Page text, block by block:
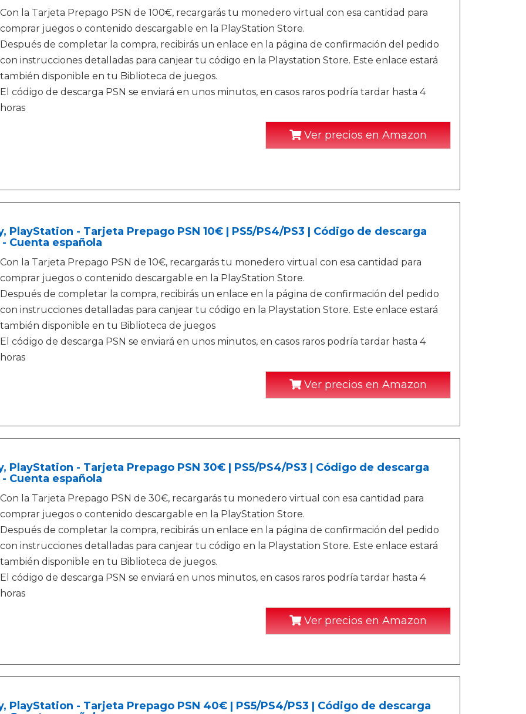
Con la Tarjeta Prepago PSN de 100€, recargarás tu monedero virtual con esa cantidad para
comprar juegos o contenido descargable en la PlayStation Store.
Después de completar la compra, recibirás un enlace en la página de confirmación del pedido
con instrucciones detalladas para canjear tu código en la Playstation Store. Este enlace estará
también disponible en tu Biblioteca de juegos.
El código de descarga PSN se enviará en unos minutos, en casos raros podría tardar hasta 4
horas
Ver precios en Amazon
PlayStation - Tarjeta Prepago PSN 10€ | PS5/PS4/PS3 | Código de descarga
- Cuenta española
Con la Tarjeta Prepago PSN de 10€, recargarás tu monedero virtual con esa cantidad para
comprar juegos o contenido descargable en la PlayStation Store.
Después de completar la compra, recibirás un enlace en la página de confirmación del pedido
con instrucciones detalladas para canjear tu código en la Playstation Store. Este enlace estará
también disponible en tu Biblioteca de juegos
El código de descarga PSN se enviará en unos minutos, en casos raros podría tardar hasta 4
horas
Ver precios en Amazon
PlayStation - Tarjeta Prepago PSN 30€ | PS5/PS4/PS3 | Código de descarga
- Cuenta española
Con la Tarjeta Prepago PSN de 30€, recargarás tu monedero virtual con esa cantidad para
comprar juegos o contenido descargable en la PlayStation Store.
Después de completar la compra, recibirás un enlace en la página de confirmación del pedido
con instrucciones detalladas para canjear tu código en la Playstation Store. Este enlace estará
también disponible en tu Biblioteca de juegos.
El código de descarga PSN se enviará en unos minutos, en casos raros podría tardar hasta 4
horas
Ver precios en Amazon
PlayStation - Tarjeta Prepago PSN 40€ | PS5/PS4/PS3 | Código de descarga